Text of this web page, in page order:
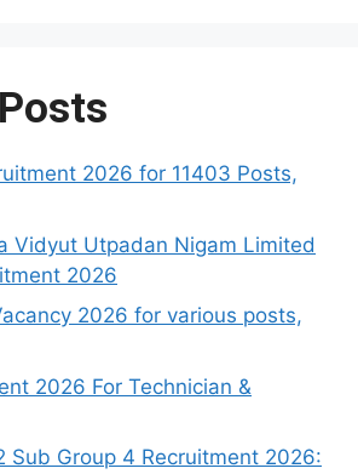
2026 for 11403 Posts,
Vidyut Utpadan Nigam Limited
2026
2026 for various posts,
2026 For Technician &
Sub Group 4 Recruitment 2026: